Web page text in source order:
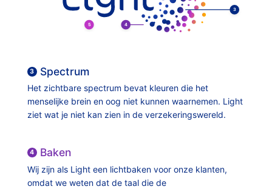
5 4
3
3 Spectrum
Het zichtbare spectrum bevat kleuren die het
menselijke brein en oog niet kunnen waarnemen. Light
ziet wat je niet kan zien in de verzekeringswereld.
4 Baken
Wij zijn als Light een lichtbaken voor onze klanten,
omdat we weten dat de taal die de